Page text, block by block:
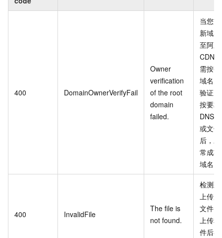
400 DomainOwnerVerifyFail
Owner
verification
of the root
domain
failed.
当您
新域
至阿
CDN
需按
域名
验证
按要
DNS
或文
后，
常成
域名。
400 InvalidFile
The file is
not found.
检测
上传
文件
上传
件后